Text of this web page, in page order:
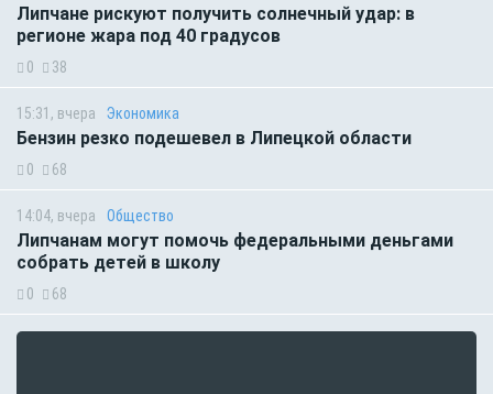
Липчане рискуют получить солнечный удар: в
регионе жара под 40 градусов
0 38
15:31, вчера Экономика
Бензин резко подешевел в Липецкой области
0 68
14:04, вчера Общество
Липчанам могут помочь федеральными деньгами
собрать детей в школу
0 68